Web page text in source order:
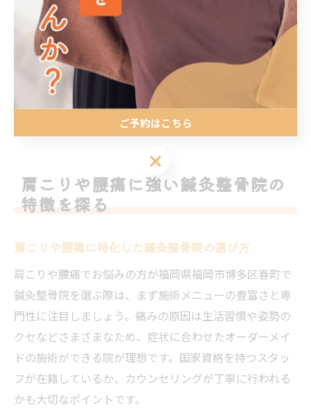
には個人差があるため、継続して通院することや、自宅
でのケアも併用することが重要です。
初回体験時には、不明点や不安点を遠慮せずスタッフに
相談しましょう。施術内容や通院の目安、注意点につい
てしっかり説明を受けることで、納得して施術を継続で
きる環境が整います。
肩こりや腰痛に強い鍼灸整骨院の
特徴を探る
肩こりや腰痛に特化した鍼灸整骨院の選び方
肩こりや腰痛でお悩みの方が福岡県福岡市博多区春町で
鍼灸整骨院を選ぶ際は、まず施術メニューの豊富さと専
門性に注目しましょう。痛みの原因は生活習慣や姿勢の
クセなどさまざまなため、症状に合わせたオーダーメイ
ドの施術ができる院が理想です。国家資格を持つスタッ
フが在籍しているか、カウンセリングが丁寧に行われる
かも大切なポイントです。
ご予約はこちら
ご予約はこちら